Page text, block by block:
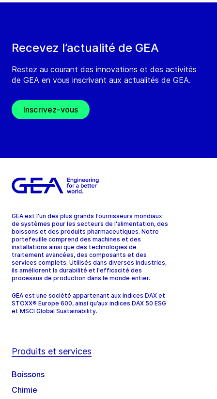
Recevez l’actualité de GEA
Restez au courant des innovations et des activités
de GEA en vous inscrivant aux actualités de GEA.
Inscrivez-vous
GEA est l'un des plus grands fournisseurs mondiaux
de systèmes pour les secteurs de l'alimentation, des
boissons et des produits pharmaceutiques. Notre
portefeuille comprend des machines et des
installations ainsi que des technologies de
traitement avancées, des composants et des
services complets. Utilisés dans diverses industries,
ils améliorent la durabilité et l'efficacité des
processus de production dans le monde entier.
GEA est une société appartenant aux indices DAX et
STOXX® Europe 600, ainsi qu’aux indices DAX 50 ESG
et MSCI Global Sustainability.
Produits et services
Boissons
Chimie